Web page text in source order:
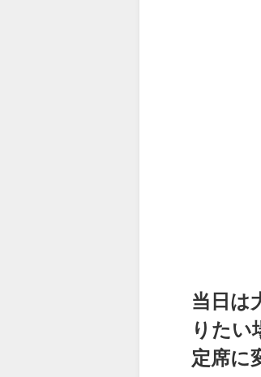
当日は
りたい
定席に